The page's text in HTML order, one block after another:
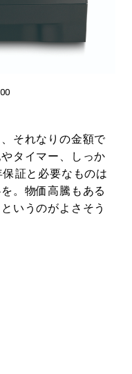
それなりの金額で
タイマー、しっか
証と必要なものは
。物価高騰もある
いうのがよさそう